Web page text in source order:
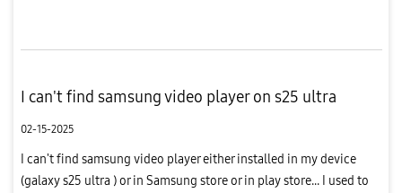
I can't find samsung video player on s25 ultra
02-15-2025
I can't find samsung video player either installed in my device
(galaxy s25 ultra ) or in Samsung store or in play store... I used to